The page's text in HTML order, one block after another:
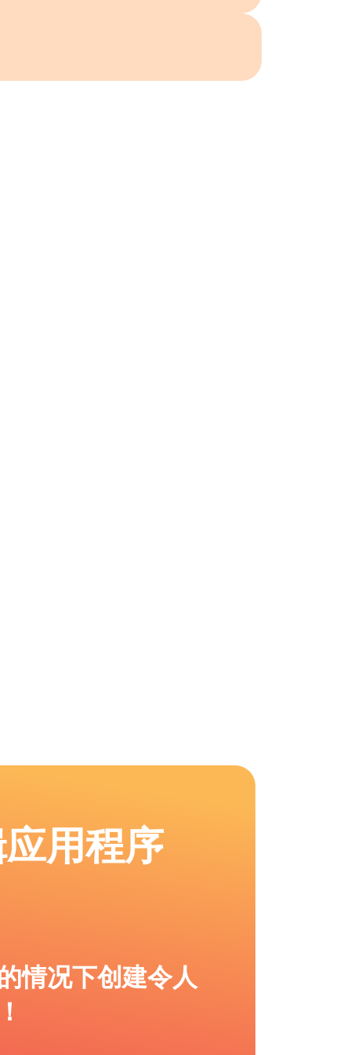
用程序
情况下创建令人